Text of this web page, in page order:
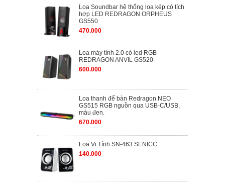
Loa Soundbar hệ thống loa kép có tích
hợp LED REDRAGON ORPHEUS
GS550
470.000
Loa máy tính 2.0 có led RGB
REDRAGON ANVIL GS520
600.000
Loa thanh để bàn Redragon NEO
GS515 RGB nguồn qua USB-C/USB,
màu đen.
670.000
Loa Vi Tính SN-463 SENICC
140.000